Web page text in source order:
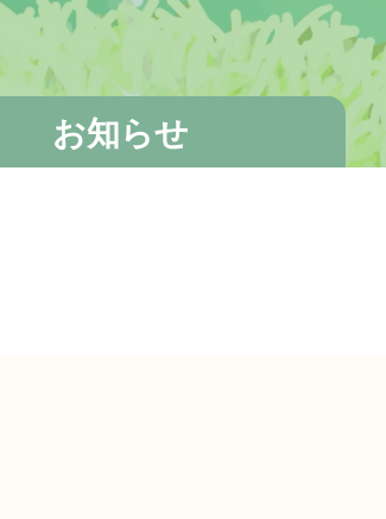
お知らせ